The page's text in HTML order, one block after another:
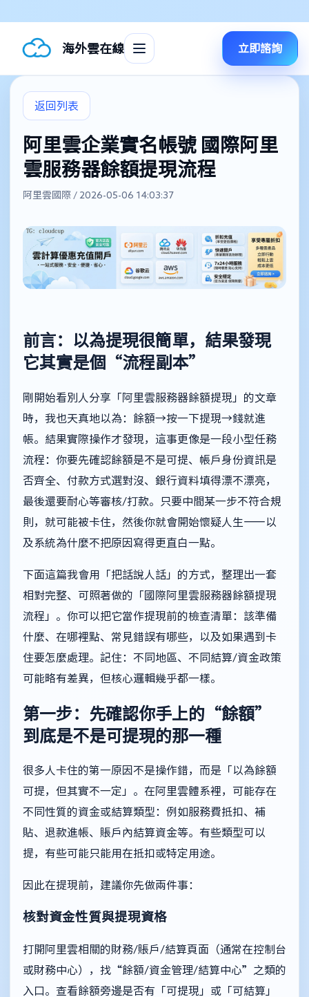
海外雲在線 立即諮詢
返回列表
阿里雲企業實名帳號 國際阿里
雲服務器餘額提現流程
阿里雲國際 / 2026-05-06 14:03:37
前言：以為提現很簡單，結果發現
它其實是個“流程副本”
剛開始看別人分享「阿里雲服務器餘額提現」的文章
時，我也天真地以為：餘額→按一下提現→錢就進
帳。結果實際操作才發現，這事更像是一段小型任務
流程：你要先確認餘額是不是可提、帳戶身份資訊是
否齊全、付款方式選對沒、銀行資料填得漂不漂亮，
最後還要耐心等審核/打款。只要中間某一步不符合規
則，就可能被卡住，然後你就會開始懷疑人生——以
及系統為什麼不把原因寫得更直白一點。
下面這篇我會用「把話說人話」的方式，整理出一套
相對完整、可照著做的「國際阿里雲服務器餘額提現
流程」。你可以把它當作提現前的檢查清單：該準備
什麼、在哪裡點、常見錯誤有哪些，以及如果遇到卡
住要怎麼處理。記住：不同地區、不同結算/資金政策
可能略有差異，但核心邏輯幾乎都一樣。
第一步：先確認你手上的“餘額”
到底是不是可提現的那一種
很多人卡住的第一原因不是操作錯，而是「以為餘額
可提，但其實不一定」。在阿里雲體系裡，可能存在
不同性質的資金或結算類型：例如服務費抵扣、補
貼、退款進帳、賬戶內結算資金等。有些類型可以
提，有些可能只能用在抵扣或特定用途。
因此在提現前，建議你先做兩件事：
核對資金性質與提現資格
打開阿里雲相關的財務/賬戶/結算頁面（通常在控制台
或財務中心），找“餘額/資金管理/結算中心”之類的
入口。查看餘額旁邊是否有「可提現」或「可結算」